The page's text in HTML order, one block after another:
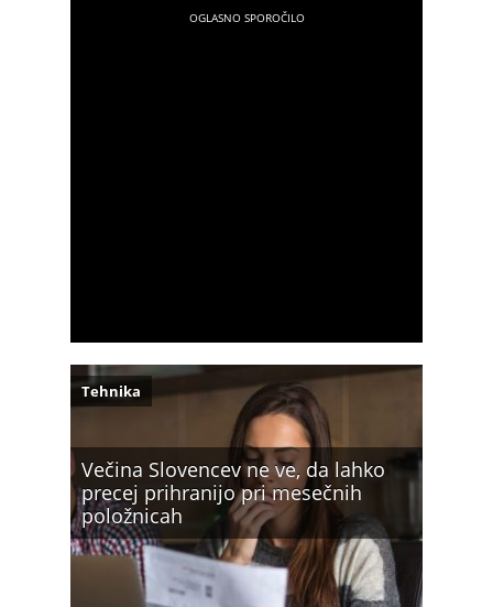
Večina Slovencev ne ve, da lahko
precej prihranijo pri mesečnih
položnicah
Tehnika